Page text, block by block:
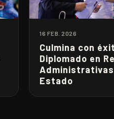
16 FEB. 2026
Culmina con
Diplomado en
Estado